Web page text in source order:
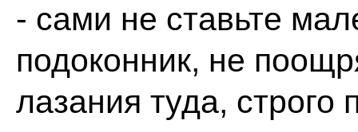
- сами не ставьте
подоконник, не
лазания туда,